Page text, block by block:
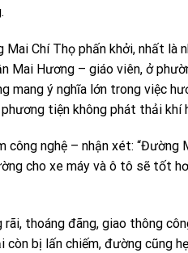
Chí Thọ phấn khởi, nhất là
Mai Hương – giáo viên, ở
mang ý nghĩa lớn trong việc
tiện không phát thải khí
công nghệ – nhận xét: “Đường
cho xe máy và ô tô sẽ tốt
thoáng đãng, giao thông
còn bị lấn chiếm, đường cũng